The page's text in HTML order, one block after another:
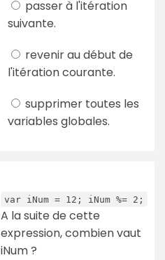
passer à l'itération
suivante.
revenir au début de
l'itération courante.
supprimer toutes les
variables globales.
var iNum = 12; iNum %= 2;
A la suite de cette
expression, combien vaut
iNum ?